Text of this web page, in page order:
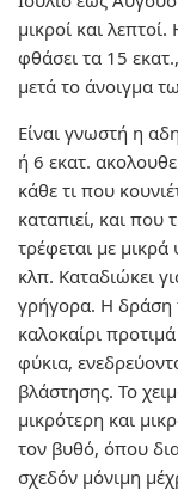
μικροί και
φθάσει τα 15
μετά το άνοιγμα
Είναι γνωστή η
ή 6 εκατ.
κάθε τι που
καταπιεί, και που
τρέφεται με
κλπ. Καταδιώκει
γρήγορα. Η δράση
καλοκαίρι
φύκια,
βλάστησης. Το
μικρότερη και
τον βυθό, όπου
σχεδόν μόνιμη